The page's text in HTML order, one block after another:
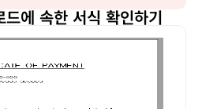
에 속한 서식 확인하기